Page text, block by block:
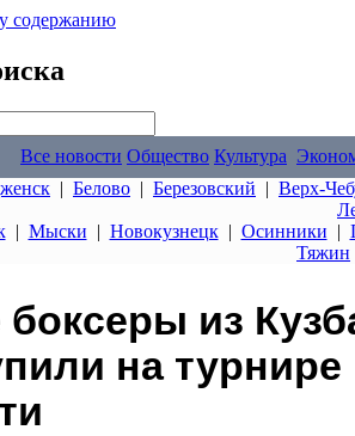
содержанию
Все новости Общество Культура
| Белово | Березовский | Верх-
| Мыски | Новокузнецк| Осинники |
Тяжин
из
на